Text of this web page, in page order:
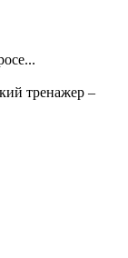
тренажер –